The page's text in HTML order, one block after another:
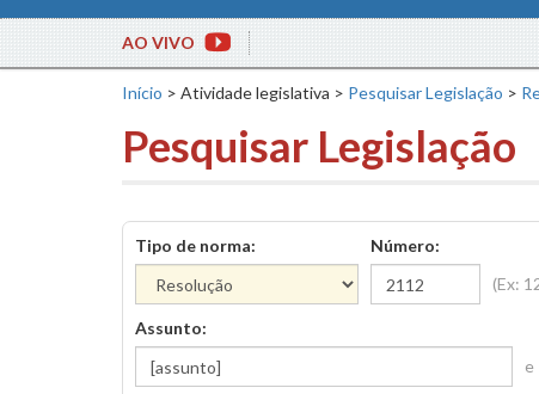
AO VIVO
Início > Atividade legislativa > Pesquisar Legislação >
Pesquisar Legislação
Tipo de norma:
Número:
(Ex:
Assunto:
e